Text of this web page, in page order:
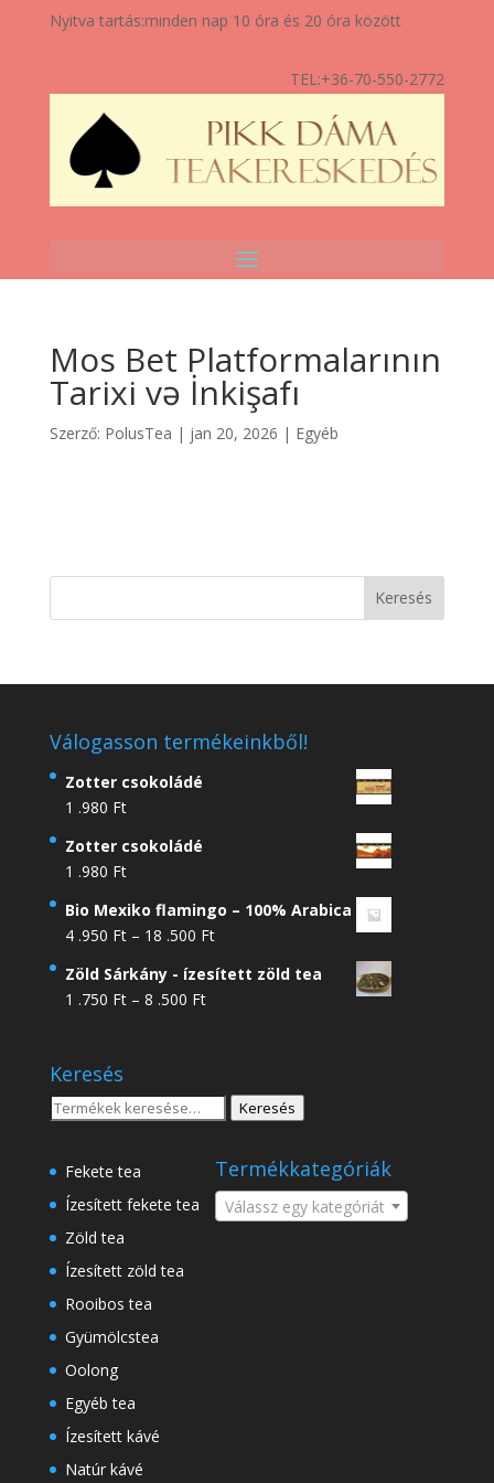
Nyitva tartás:minden nap 10 óra és 20 óra között
TEL:+36-70-550-2772
Mos Bet Platformalarının
Tarixi və İnkişafı
Szerző: PolusTea | jan 20, 2026 | Egyéb
Válogasson termékeinkből!
Zotter csokoládé
1 .980 Ft
Zotter csokoládé
1 .980 Ft
Bio Mexiko flamingo – 100% Arabica
4 .950 Ft – 18 .500 FtÁrtartomány:
.950 Ft
Zöld Sárkány - ízesített zöld tea
1 .750 Ft – 8 .500 FtÁrtartomány:
8
.500 Ft
Keresés
Keresés
Keresés
Fekete tea
Ízesített fekete tea
Zöld tea
Ízesített zöld tea
Rooibos tea
Gyümölcstea
Oolong
Egyéb tea
Ízesített kávé
Natúr kávé
Termékkategóriák
Válassz egy kategóriát